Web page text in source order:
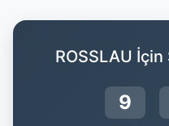
ROSSLAU
9